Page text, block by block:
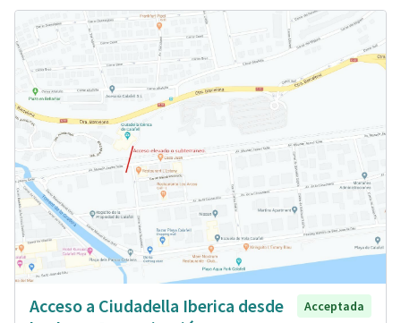
Acceso a Ciudadella Iberica desde
Acceptada